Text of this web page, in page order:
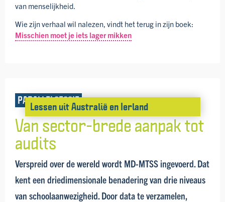
van menselijkheid.
Wie zijn verhaal wil nalezen, vindt het terug in zijn boek:
Misschien moet je iets lager mikken
PARALLELSESSIE
Lessen uit Australië en Ierland
Van sector-brede aanpak tot
audits
Verspreid over de wereld wordt MD-MTSS ingevoerd. Dat
kent een drie­dimensionale benadering van drie niveaus
van school­aanwezig­heid. Door data te verzamelen,